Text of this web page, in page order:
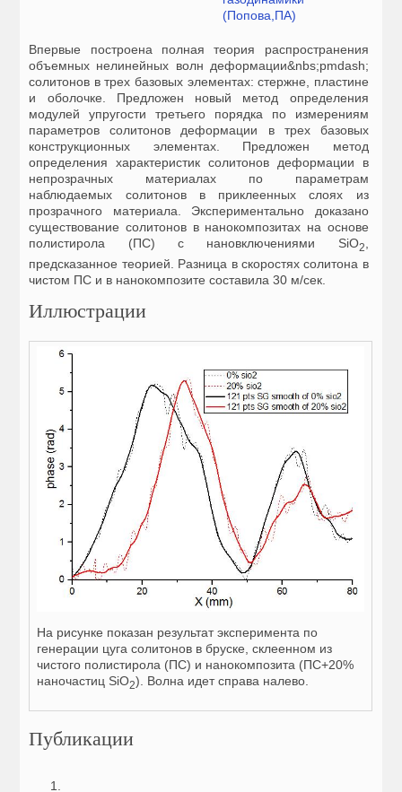
(Попова,ПА)
Впервые построена полная теория распространения
объемных нелинейных волн деформации&nbs;pmdash;
солитонов в трех базовых элементах: стержне, пластине
и оболочке. Предложен новый метод определения
модулей упругости третьего порядка по измерениям
параметров солитонов деформации в трех базовых
конструкционных элементах. Предложен метод
определения характеристик солитонов деформации в
непрозрачных материалах по параметрам
наблюдаемых солитонов в приклеенных слоях из
прозрачного материала. Экспериментально доказано
существование солитонов в нанокомпозитах на основе
полистирола (ПС) с нановключениями SiO2
предсказанное теорией. Разница в скоростях солитона в
чистом ПС и в нанокомпозите составила 30 м/сек.
Иллюстрации
На рисунке показан результат эксперимента по
генерации цуга солитонов в бруске, склеенном из
чистого полистирола (ПС) и нанокомпозита (ПС+20%
наночастиц SiO2). Волна идет справа налево.
Публикации